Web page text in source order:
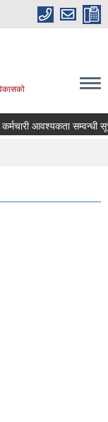
आवश्यकता सम्वन्धी सूचना